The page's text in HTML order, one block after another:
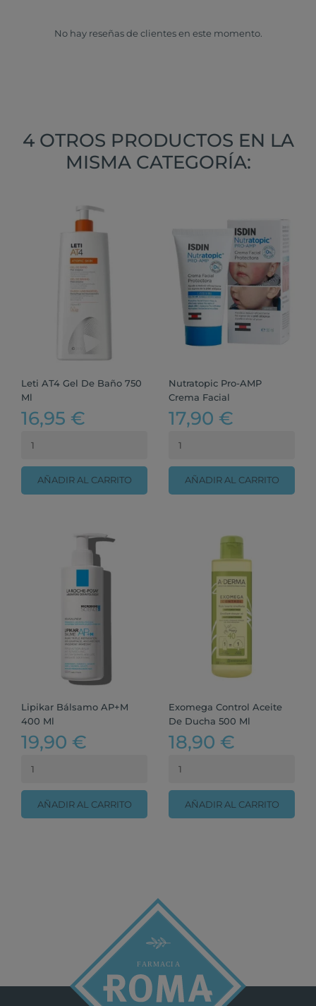
No hay reseñas de clientes en este momento.
4 OTROS PRODUCTOS EN LA
MISMA CATEGORÍA:
Leti AT4 Gel De Baño 750
Ml
16,95 €
AÑADIR AL CARRITO
Nutratopic Pro-AMP
Crema Facial
17,90 €
AÑADIR AL CARRITO
Lipikar Bálsamo AP+M
400 Ml
19,90 €
AÑADIR AL CARRITO
Exomega Control Aceite
De Ducha 500 Ml
18,90 €
AÑADIR AL CARRITO